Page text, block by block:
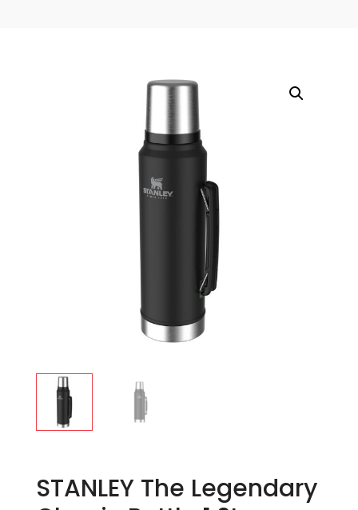
STANLEY The Legendary